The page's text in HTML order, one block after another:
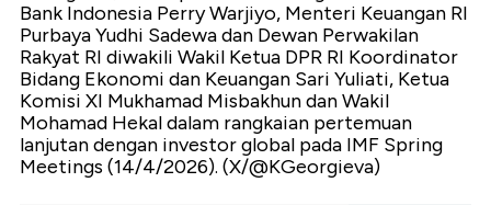
Bank Indonesia Perry Warjiyo, Menteri Keuangan RI
Purbaya Yudhi Sadewa dan Dewan Perwakilan
Rakyat RI diwakili Wakil Ketua DPR RI Koordinator
Bidang Ekonomi dan Keuangan Sari Yuliati, Ketua
Komisi XI Mukhamad Misbakhun dan Wakil
Mohamad Hekal dalam rangkaian pertemuan
lanjutan dengan investor global pada IMF Spring
Meetings (14/4/2026). (X/@KGeorgieva)